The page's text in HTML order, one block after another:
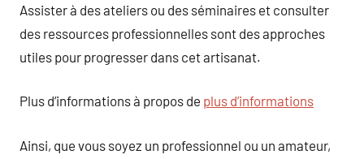
Assister à des ateliers ou des séminaires et consulter
des ressources professionnelles sont des approches
utiles pour progresser dans cet artisanat.
Plus d’informations à propos de plus d’informations
Ainsi, que vous soyez un professionnel ou un amateur,